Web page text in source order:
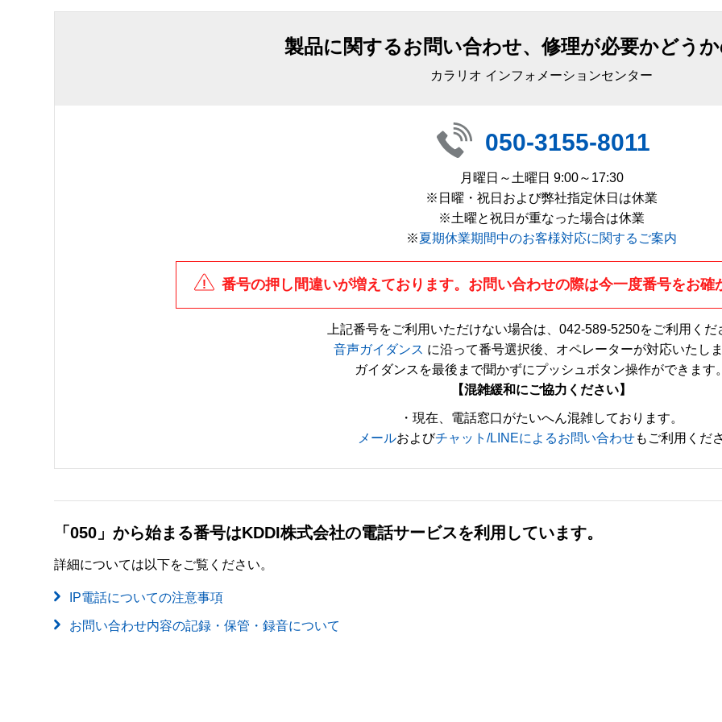
製品に関するお問い合わせ、修理が必要かどう
カラリオ インフォメーションセンター
050-3155-8011
月曜日～土曜日 9:00～17:30
※日曜・祝日および弊社指定休日は休業
※土曜と祝日が重なった場合は休業
※夏期休業期間中のお客様対応に関するご案内
番号の押し間違いが増えております。お問い合わせの際は今一度番号をお確
上記番号をご利用いただけない場合は、 042-589-5250をご利用くだ
音声ガイダンス に沿って番号選択後、オペレーターが対応いたし
ガイダンスを最後まで聞かずにプッシュボタン操作ができます
【混雑緩和にご協力ください】
・現在、電話窓口がたいへん混雑しております。
メールおよびチャット/LINEによるお問い合わせもご利用くだ
「050」から始まる番号はKDDI株式会社の電話サービスを利用しています。
詳細については以下をご覧ください。
IP電話についての注意事項
お問い合わせ内容の記録・保管・録音について